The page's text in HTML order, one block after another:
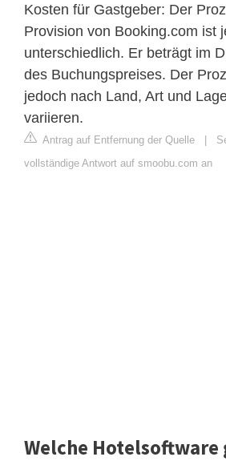
Kosten für Gastgeber: Der
Provision von Booking.com ist
unterschiedlich. Er beträgt im
des Buchungspreises. Der
jedoch nach Land, Art und
variieren.
Antrag auf Entfernung der Quelle |
vollständige Antwort auf smoobu.com an
Welche Hotelsoftware